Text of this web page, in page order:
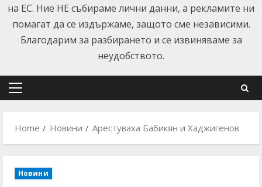
на ЕС. Ние НЕ събираме лични данни, а рекламите ни
помагат да се издържаме, защото сме независими.
Благодарим за разбирането и се извиняваме за
неудобството.
Primary
Home
Новини Арестуваха Бабикян и Хаджигенов
Новини